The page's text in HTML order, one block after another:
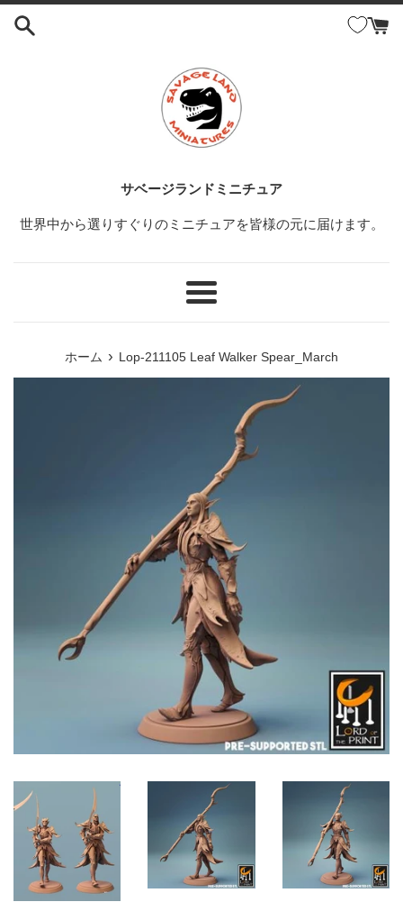
コ
サベージランドミニチュア
世界中から選りすぐりのミニチュアを皆様の元に届けます。
メ
ホーム › Lop-211105 Leaf Walker Spear_March